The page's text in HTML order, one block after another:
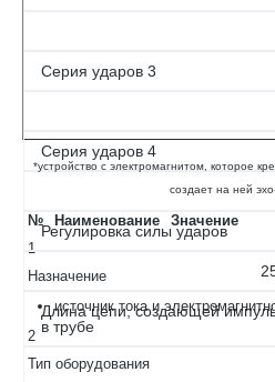
Серия ударов 3
Серия ударов 4
Регулировка силы ударов
Длина цепи, создающей
в трубе
*устройство с электромагнитом, которое
создает на ней
№ Наименование
Значение
1
Назначение
источник тока и
2
Тип оборудования